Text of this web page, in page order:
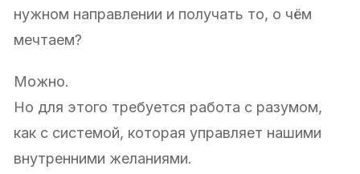
нужном направлении и получать то, о чём
мечтаем?
Можно.
Но для этого требуется работа с разумом,
как с системой, которая управляет нашими
внутренними желаниями.